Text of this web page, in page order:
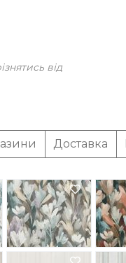
від
Доставка